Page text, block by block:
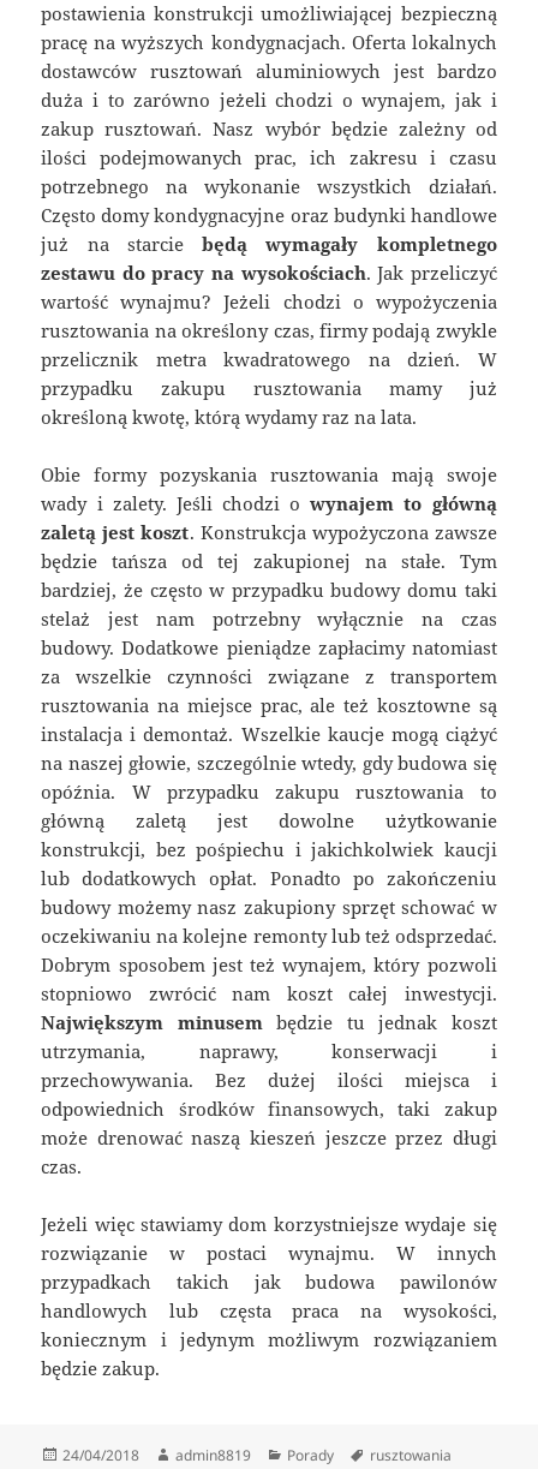
postawienia konstrukcji umożliwiającej bezpieczną
pracę na wyższych kondygnacjach. Oferta lokalnych
dostawców rusztowań aluminiowych jest bardzo
duża i to zarówno jeżeli chodzi o wynajem, jak i
zakup rusztowań. Nasz wybór będzie zależny od
ilości podejmowanych prac, ich zakresu i czasu
potrzebnego na wykonanie wszystkich działań.
Często domy kondygnacyjne oraz budynki handlowe
już na starciebędą wymagały kompletnego
zestawu do pracy na wysokościach. Jak przeliczyć
wartość wynajmu? Jeżeli chodzi o wypożyczenia
rusztowania na określony czas, firmy podają zwykle
przelicznik metra kwadratowego na dzień. W
przypadku zakupu rusztowania mamy już
określoną kwotę, którą wydamy raz na lata.
Obie formy pozyskania rusztowania mają swoje
wady i zalety. Jeśli chodzi owynajem to główną
zaletą jest koszt. Konstrukcja wypożyczona zawsze
będzie tańsza od tej zakupionej na stałe. Tym
bardziej, że często w przypadku budowy domu taki
stelaż jest nam potrzebny wyłącznie na czas
budowy. Dodatkowe pieniądze zapłacimy natomiast
za wszelkie czynności związane z transportem
rusztowania na miejsce prac, ale też kosztowne są
instalacja i demontaż. Wszelkie kaucje mogą ciążyć
na naszej głowie, szczególnie wtedy, gdy budowa się
opóźnia. W przypadku zakupu rusztowania to
główną zaletą jest dowolne użytkowanie
konstrukcji, bez pośpiechu i jakichkolwiek kaucji
lub dodatkowych opłat. Ponadto po zakończeniu
budowy możemy nasz zakupiony sprzęt schować w
oczekiwaniu na kolejne remonty lub też odsprzedać.
Dobrym sposobem jest też wynajem, który pozwoli
stopniowo zwrócić nam koszt całej inwestycji.
Największym minusembędzie tu jednak koszt
utrzymania, naprawy, konserwacji i
przechowywania. Bez dużej ilości miejsca i
odpowiednich środków finansowych, taki zakup
może drenować naszą kieszeń jeszcze przez długi
czas.
Jeżeli więc stawiamy dom korzystniejsze wydaje się
rozwiązanie w postaci wynajmu. W innych
przypadkach takich jak budowa pawilonów
handlowych lub częsta praca na wysokości,
koniecznym i jedynym możliwym rozwiązaniem
będzie zakup.
Data
24/04/2018 Autor
admin8819 Kategorie
Porady Tagi
rusztowania